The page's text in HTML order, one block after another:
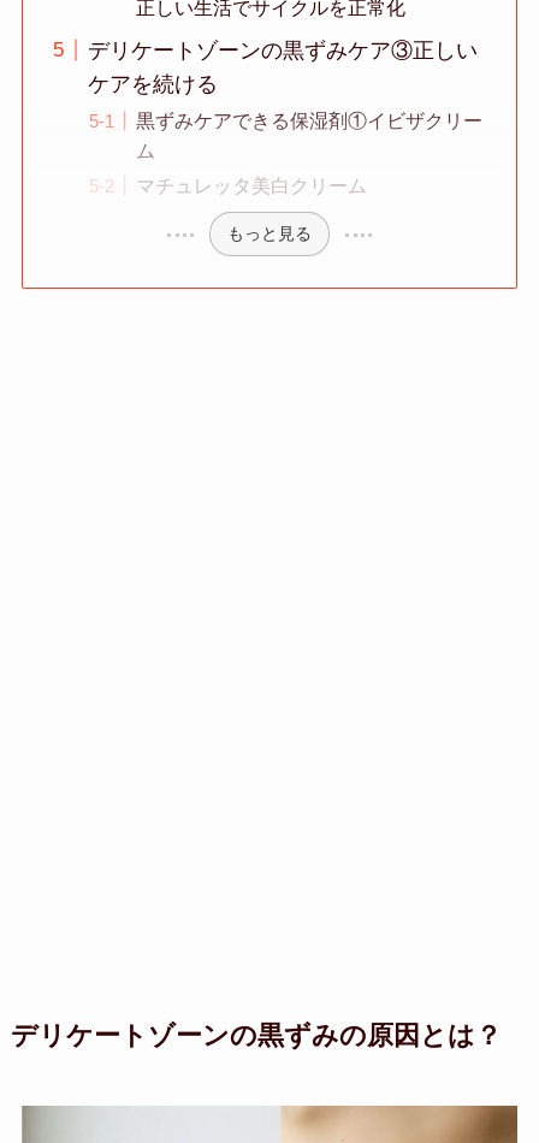
正しい生活でサイクルを正常化
デリケートゾーンの黒ずみケア③正しい
ケアを続ける
黒ずみケアできる保湿剤①イビザクリー
ム
マチュレッタ美白クリーム
もっと見る
デリケートゾーンの黒ずみの原因とは？